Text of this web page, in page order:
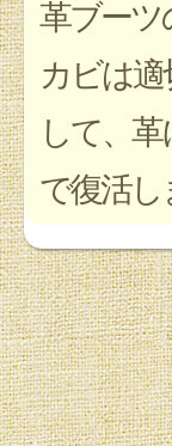
革ブーツ
カビは
して、
で復活し